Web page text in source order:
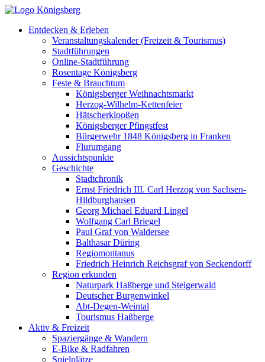
Entdecken & Erleben
Veranstaltungskalender (Freizeit & Tourismus)
Stadtführungen
Online-Stadtführung
Rosentage Königsberg
Feste & Brauchtum
Königsberger Weihnachtsmarkt
Herzog-Wilhelm-Kettenfeier
Hätscherklooßen
Königsberger Pfingstfest
Bürgerwehr 1848 Königsberg in Franken
Flurumgang
Aussichtspunkte
Geschichte
Stadtchronik
Ernst Friedrich III. Carl Herzog von Sachsen-
Hildburghausen
Georg Michael Eduard Lingel
Wolfgang Carl Briegel
Paul Graf von Waldersee
Balthasar Düring
Regiomontanus
Friedrich Heinrich Reichsgraf von Seckendorff
Region erkunden
Naturpark Haßberge und Steigerwald
Deutscher Burgenwinkel
Abt-Degen-Weintal
Tourismus Haßberge
Aktiv & Freizeit
Spaziergänge & Wandern
E-Bike & Radfahren
Spielplätze